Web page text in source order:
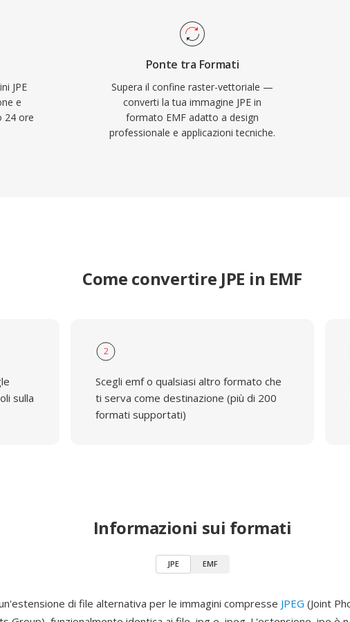
JPE
e
24 ore
Ponte tra Formati
Supera il confine raster-vettoriale —
converti la tua immagine JPE in
formato EMF adatto a design
professionale e applicazioni tecniche.
Come convertire JPE in EMF
sulla
2
Scegli emf o qualsiasi altro formato che
ti serva come destinazione (più di 200
formati supportati)
Informazioni sui formati
JPE EMF
un'estensione di file alternativa per le immagini compresse JPEG (Joint